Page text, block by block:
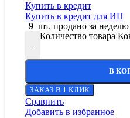
Купить в кредит
Купить в кредит для ИП
9 шт. продано за неделю
-
Количество товара
В
ЗАКАЗ В 1 КЛИК
Сравнить
Добавить в избранное